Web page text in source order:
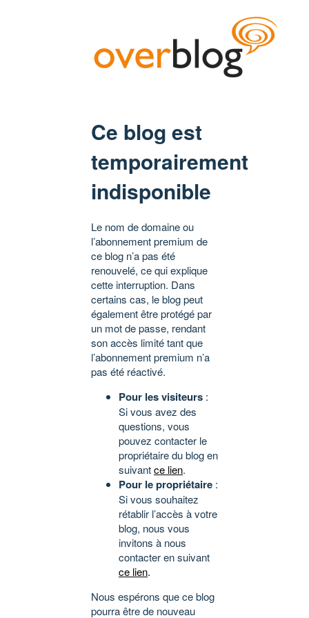
Ce blog est
temporairement
indisponible
Le nom de domaine ou
l’abonnement premium de
ce blog n’a pas été
renouvelé, ce qui explique
cette interruption. Dans
certains cas, le blog peut
également être protégé par
un mot de passe, rendant
son accès limité tant que
l’abonnement premium n’a
pas été réactivé.
Pour les visiteurs :
Si vous avez des
questions, vous
pouvez contacter le
propriétaire du blog en
suivantce lien.
Pour le propriétaire :
Si vous souhaitez
rétablir l’accès à votre
blog, nous vous
invitons à nous
contacter en suivant
ce lien.
Nous espérons que ce blog
pourra être de nouveau